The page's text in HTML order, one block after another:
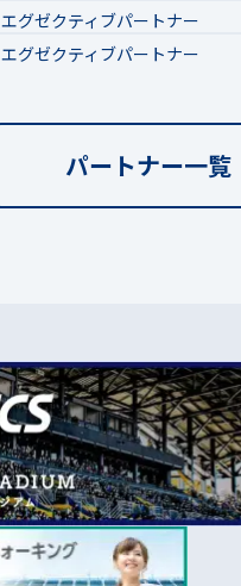
エグゼクティブパートナー
エグゼクティブパートナー
パートナー一覧